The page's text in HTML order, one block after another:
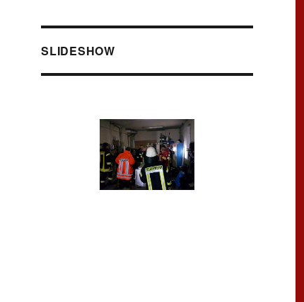
SLIDESHOW